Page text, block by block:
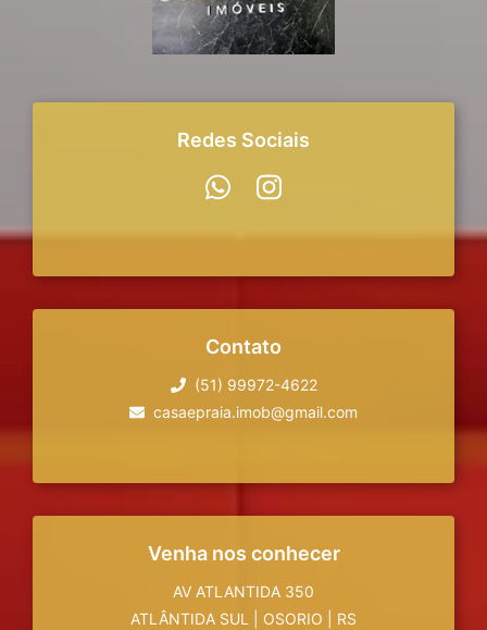
Redes Sociais
Contato
(51) 99972-4622
casaepraia.imob@gmail.com
Venha nos conhecer
AV ATLANTIDA 350
ATLÂNTIDA SUL
OSORIO
RS